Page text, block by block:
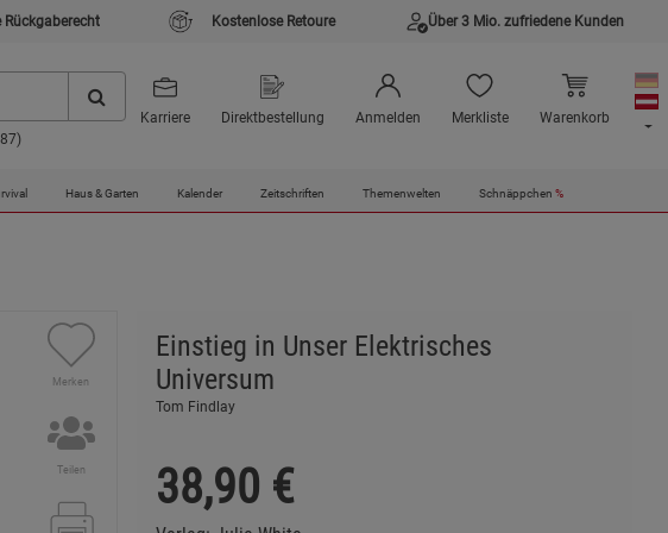
Rückgaberecht Kostenlose Retoure Über 3 Mio. zufriedene Kunden
Karriere Direktbestellung Anmelden Merkliste Warenkorb
Haus & Garten Kalender Zeitschriften Themenwelten Schnäppchen %
Merken
Teilen
Einstieg in Unser Elektrisches
Universum
Tom Findlay
38,90 €